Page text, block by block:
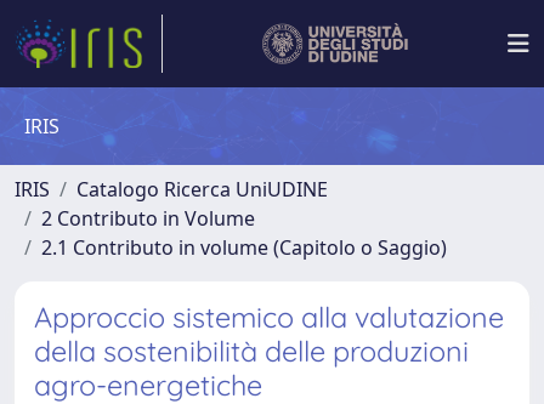
IRIS
IRIS
Catalogo Ricerca UniUDINE
2 Contributo in Volume
2.1 Contributo in volume (Capitolo o Saggio)
Approccio sistemico alla valutazione
della sostenibilità delle produzioni
agro-energetiche